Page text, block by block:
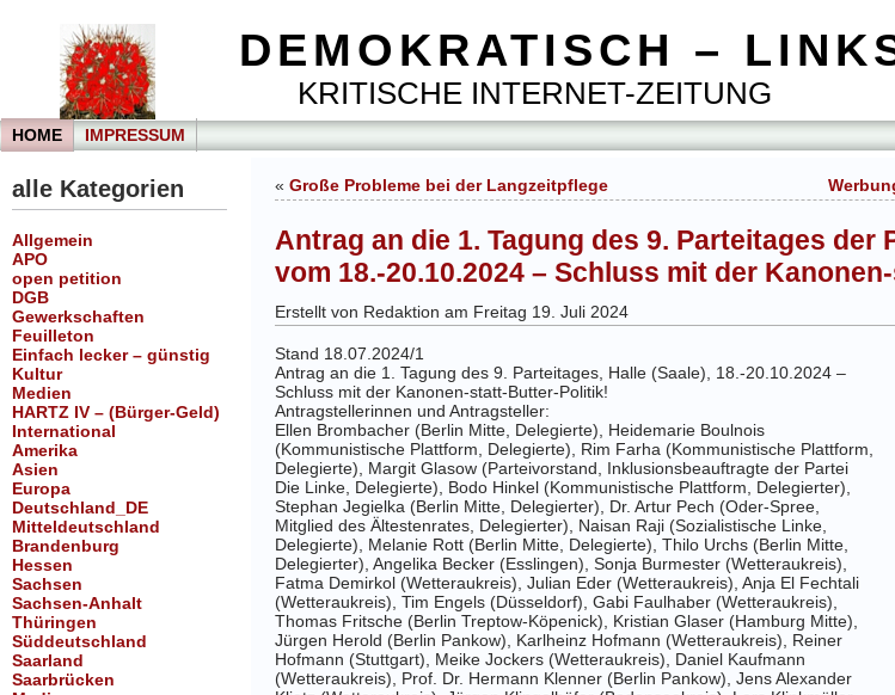
DEMOKRATISCH –
KRITISCHE INTERNET-ZEITUNG
HOME IMPRESSUM
alle Kategorien
Allgemein
APO
open petition
DGB
Gewerkschaften
Feuilleton
Einfach lecker – günstig
Kultur
Medien
HARTZ IV – (Bürger-Geld)
International
Amerika
Asien
Europa
Deutschland_DE
Mitteldeutschland
Brandenburg
Hessen
Sachsen
Sachsen-Anhalt
Thüringen
Süddeutschland
Saarland
Saarbrücken
« Große Probleme bei der Langzeitpflege
Antrag an die 1. Tagung des 9. Parteitages der
vom 18.-20.10.2024 – Schluss mit der
Erstellt von Redaktion am Freitag 19. Juli 2024
Stand 18.07.2024/1
Antrag an die 1. Tagung des 9. Parteitages, Halle (Saale), 18.-20.10.2024 –
Schluss mit der Kanonen-statt-Butter-Politik!
Antragstellerinnen und Antragsteller:
Ellen Brombacher (Berlin Mitte, Delegierte), Heidemarie Boulnois
(Kommunistische Plattform, Delegierte), Rim Farha (Kommunistische Plattform,
Delegierte), Margit Glasow (Parteivorstand, Inklusionsbeauftragte der Partei
Die Linke, Delegierte), Bodo Hinkel (Kommunistische Plattform, Delegierter),
Stephan Jegielka (Berlin Mitte, Delegierter), Dr. Artur Pech (Oder-Spree,
Mitglied des Ältestenrates, Delegierter), Naisan Raji (Sozialistische Linke,
Delegierte), Melanie Rott (Berlin Mitte, Delegierte), Thilo Urchs (Berlin Mitte,
Delegierter), Angelika Becker (Esslingen), Sonja Burmester (Wetteraukreis),
Fatma Demirkol (Wetteraukreis), Julian Eder (Wetteraukreis), Anja El Fechtali
(Wetteraukreis), Tim Engels (Düsseldorf), Gabi Faulhaber (Wetteraukreis),
Thomas Fritsche (Berlin Treptow-Köpenick), Kristian Glaser (Hamburg Mitte),
Jürgen Herold (Berlin Pankow), Karlheinz Hofmann (Wetteraukreis), Reiner
Hofmann (Stuttgart), Meike Jockers (Wetteraukreis), Daniel Kaufmann
(Wetteraukreis), Prof. Dr. Hermann Klenner (Berlin Pankow), Jens Alexander